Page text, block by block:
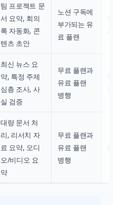
팀 프로젝트 문
서 요약, 회의
록 자동화, 콘
텐츠 초안
노션 구독에
부가되는 유
료 플랜
최신 뉴스 요
약, 특정 주제
심층 조사, 사
실 검증
무료 플랜과
유료 플랜
병행
대량 문서 처
리, 리서치 자
료 요약, 오디
오/비디오 요
약
무료 플랜과
유료 플랜
병행